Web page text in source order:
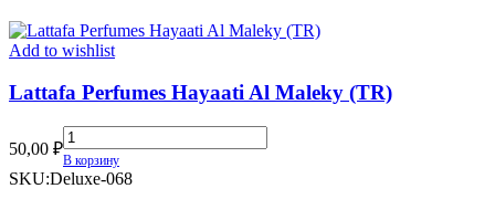
Add to wishlist
Lattafa Perfumes Hayaati Al Maleky (TR)
50,00 ₽
Lattafa
Perfumes
Hayaati
В корзину
SKU:Deluxe-068